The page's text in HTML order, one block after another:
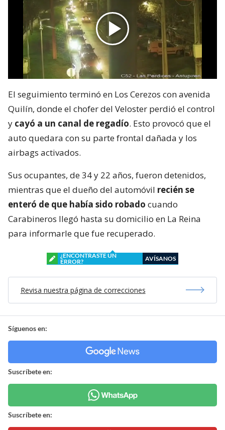
El seguimiento terminó en Los Cerezos con avenida
Quilín, donde el chofer del Veloster perdió el control
y cayó a un canal de regadío. Esto provocó que el
auto quedara con su parte frontal dañada y los
airbags activados.
Sus ocupantes, de 34 y 22 años, fueron detenidos,
mientras que el dueño del automóvil recién se
enteró de que había sido robado cuando
Carabineros llegó hasta su domicilio en La Reina
para informarle que fue recuperado.
¿ENCONTRASTE UN
ERROR?
AVÍSANOS
Revisa nuestra página de correcciones
Síguenos en:
Suscríbete en:
Suscríbete en: